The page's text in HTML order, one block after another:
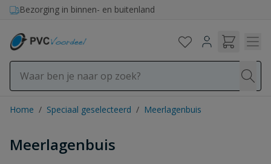
Ga naar de inhoud
Bezorging in binnen- en buitenland
Home / Speciaal geselecteerd / Meerlagenbuis
Meerlagenbuis